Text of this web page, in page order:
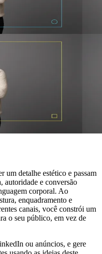
um detalhe estético e passam
autoridade e conversão
corporal. Ao
enquadramento e
canais, você constrói um
o seu público, em vez de
ou anúncios, e gere